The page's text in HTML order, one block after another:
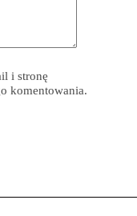
i stronę
komentowania.